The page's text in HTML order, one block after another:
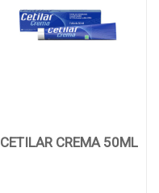
CETILAR CREMA 50ML